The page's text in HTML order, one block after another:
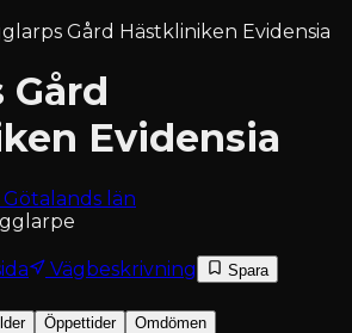
Gård Hästkliniken Evidensia
Gård
Evidensia
Götalands län
Vägbeskrivning
Spara
Öppettider Omdömen